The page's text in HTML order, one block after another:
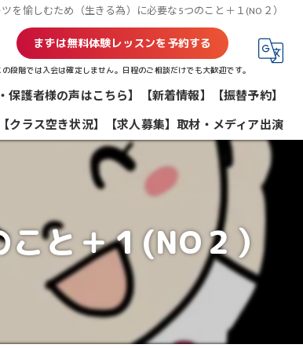
を愉しむため（生きる為）に必要な5つのこと＋１(NO２）
まずは無料体験レッスンを予約する
の段階では入会は確定しません。日程のご相談だけでも大歓迎です。
保護者様の声はこちら】 【新着情報】
【振替予約】
【クラス空き状況】
【求人募集】取材・メディア出演
こと＋１(NO２）